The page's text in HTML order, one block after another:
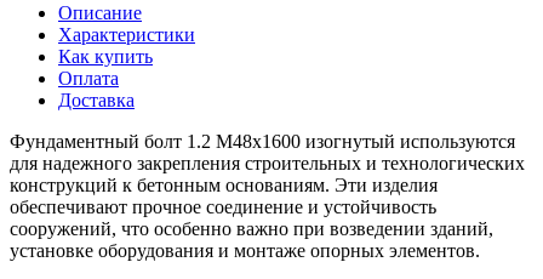
Описание
Характеристики
Как купить
Оплата
Доставка
Фундаментный болт 1.2 М48х1600 изогнутый используются
для надежного закрепления строительных и технологических
конструкций к бетонным основаниям. Эти изделия
обеспечивают прочное соединение и устойчивость
сооружений, что особенно важно при возведении зданий,
установке оборудования и монтаже опорных элементов.